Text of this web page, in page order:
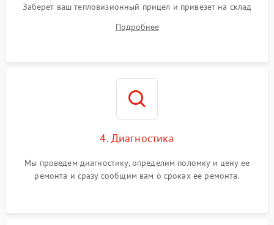
Заберет ваш тепловизионный прицел и привезет на склад
Подробнее
4. Диагностика
Мы проведем диагностику, определим поломку и цену ее
ремонта и сразу сообщим вам о сроках ее ремонта.